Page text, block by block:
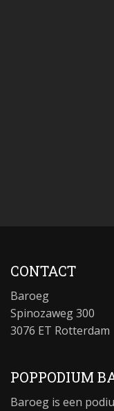
CONTACT
Baroeg
Spinozaweg 300
3076 ET Rotterdam
POPPODIUM
Baroeg is een